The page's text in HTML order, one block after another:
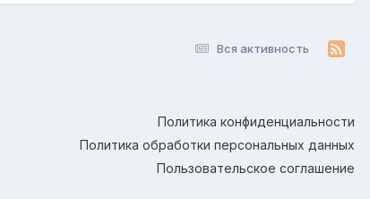
Вся активность
Политика конфиденциальности
Политика обработки персональных данных
Пользовательское соглашение